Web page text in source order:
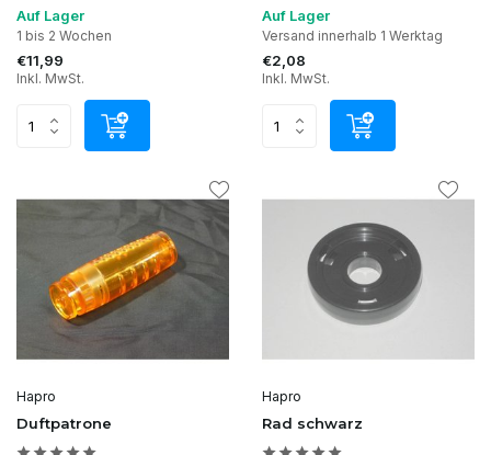
Auf Lager
1 bis 2 Wochen
€11,99
Inkl. MwSt.
Auf Lager
Versand innerhalb 1 Werktag
€2,08
Inkl. MwSt.
Hapro
Duftpatrone
Hapro
Rad schwarz